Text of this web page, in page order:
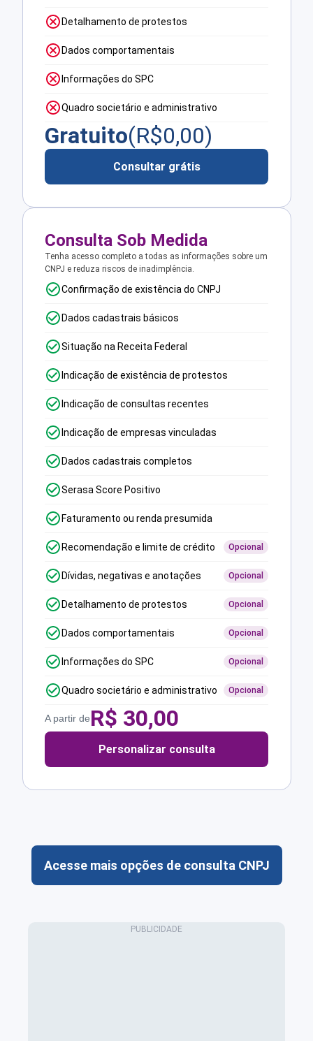
Detalhamento de protestos
Dados comportamentais
Informações do SPC
Quadro societário e administrativo
Gratuito(R$0,00)
Consultar grátis
Consulta Sob Medida
Tenha acesso completo a todas as informações sobre um
CNPJ e reduza riscos de inadimplência.
Confirmação de existência do CNPJ
Dados cadastrais básicos
Situação na Receita Federal
Indicação de existência de protestos
Indicação de consultas recentes
Indicação de empresas vinculadas
Dados cadastrais completos
Serasa Score Positivo
Faturamento ou renda presumida
Recomendação e limite de crédito Opcional
Dívidas, negativas e anotações Opcional
Detalhamento de protestos Opcional
Dados comportamentais Opcional
Informações do SPC Opcional
Quadro societário e administrativo Opcional
A partir deR$ 30,00
Personalizar consulta
Acesse mais opções de consulta CNPJ